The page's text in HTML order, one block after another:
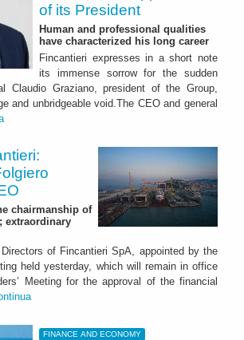
of its President
Human and professional qualities
have characterized his long career
Fincantieri expresses in a short note
its immense sorrow for the sudden
Claudio Graziano, president of the Group,
and unbridgeable void.The CEO and general
chairmanship of
extraordinary
of Fincantieri SpA, appointed by the
held yesterday, which will remain in office
Meeting for the approval of the financial
FINANCE AND ECONOMY